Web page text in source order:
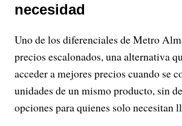
necesidad
Uno de los diferenciales de Metro
precios escalonados, una alternativa
acceder a mejores precios cuando se
unidades de un mismo producto, sin
opciones para quienes solo necesitan